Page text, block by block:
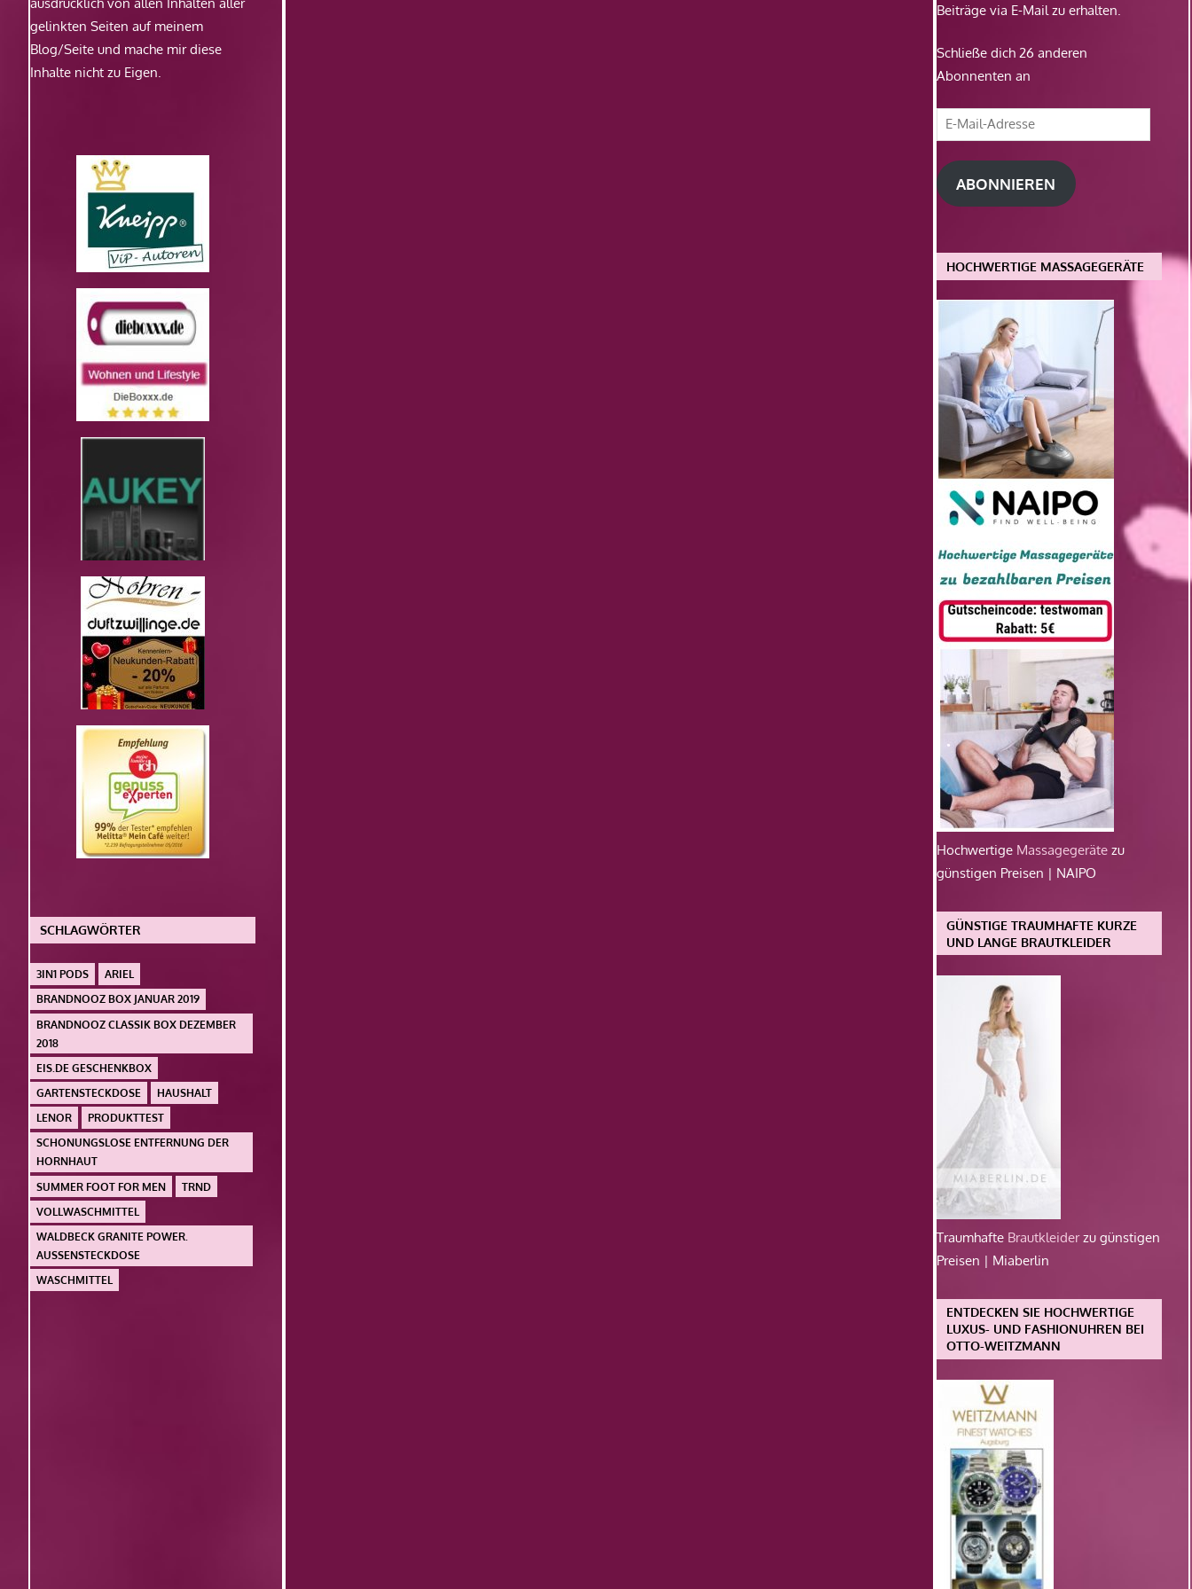
gelinkten Seiten auf meinem
Blog/Seite und mache mir diese
Inhalte nicht zu Eigen.
SCHLAGWÖRTER
3IN1 PODS
ARIEL
BRANDNOOZ BOX JANUAR 2019
BRANDNOOZ CLASSIK BOX DEZEMBER
2018
EIS.DE GESCHENKBOX
GARTENSTECKDOSE
HAUSHALT
LENOR
PRODUKTTEST
SCHONUNGSLOSE ENTFERNUNG DER
HORNHAUT
SUMMER FOOT FOR MEN
TRND
VOLLWASCHMITTEL
WALDBECK GRANITE POWER.
AUSSENSTECKDOSE
WASCHMITTEL
Beiträge via E-Mail zu erhalten.
Schließe dich 26 anderen
Abonnenten an
E-
Mail-
Adresse
ABONNIEREN
HOCHWERTIGE MASSAGEGERÄTE
Hochwertige Massagegeräte zu
günstigen Preisen | NAIPO
GÜNSTIGE TRAUMHAFTE KURZE
UND LANGE BRAUTKLEIDER
Traumhafte Brautkleiderzu günstigen
Preisen | Miaberlin
ENTDECKEN SIE HOCHWERTIGE
LUXUS- UND FASHIONUHREN BEI
OTTO-WEITZMANN